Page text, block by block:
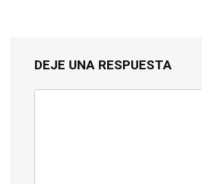
DEJE UNA RESPUESTA